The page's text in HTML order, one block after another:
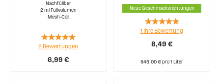
Nachfüllbar
2 ml Füllvolumen
Mesh-Coil
6,99 €
Rating:
100%
2 Bewertungen
Neue Geschmacksrichtungen
8,49 €
Rating:
100%
1 Ihre Bewertung
849,00 € pro 1 Liter